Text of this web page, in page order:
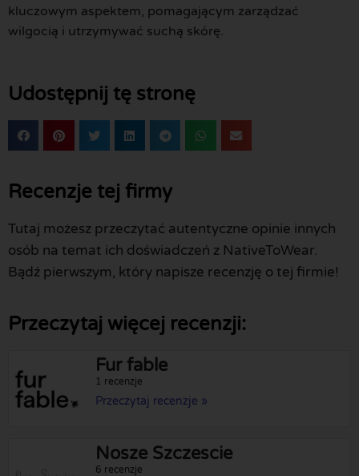
kluczowym aspektem, pomagającym zarządzać
wilgocią i utrzymywać suchą skórę.
Udostępnij tę stronę
Recenzje tej firmy
Tutaj możesz przeczytać autentyczne opinie innych
osób na temat ich doświadczeń z NativeToWear.
Bądź pierwszym, który napisze recenzję o tej firmie!
Przeczytaj więcej recenzji:
Fur fable
1 recenzje
Przeczytaj recenzje »
Nosze Szczescie
6 recenzje